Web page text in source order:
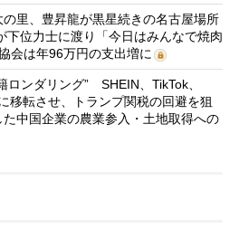
の里、豊昇龍が黒星続きの名古屋場所
下位力士に渡り「今日はみんなで焼肉
会は年96万円の支出増に
ロンダリング” SHEIN、TikTok、
移転させ、トランプ関税の回避を狙
中国企業の農業参入・土地取得への